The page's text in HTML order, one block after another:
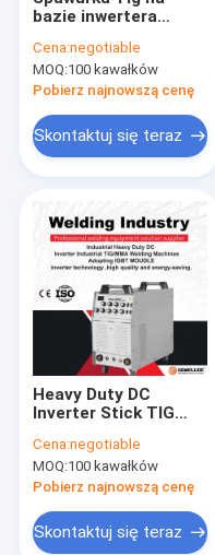
bazie inwertera
Spawacz Mma
Energooszczędna
spawarka Mos
Cena:negotiable
MOQ:100 kawałków
Pobierz najnowszą cenę
Skontaktuj się teraz
Heavy Duty DC
Inverter Stick TIG
Moudle Przemysłowa
spawarka
inwertorowa TIG
Cena:negotiable
MOQ:100 kawałków
Pobierz najnowszą cenę
Skontaktuj się teraz